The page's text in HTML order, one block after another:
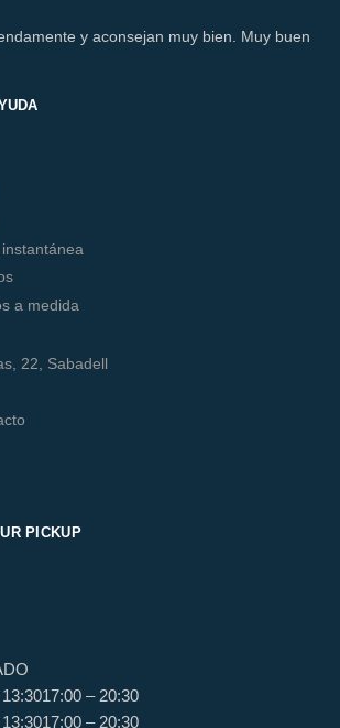
y aconsejan muy bien. Muy buen
a medida
22, Sabadell
PICKUP
17:00 – 20:30
17:00 – 20:30